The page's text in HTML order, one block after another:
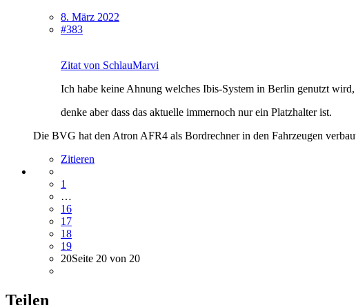
8. März 2022
#383
Zitat von SchlauMarvi
Ich habe keine Ahnung welches Ibis-System in Berlin genutzt wird,
denke aber dass das aktuelle immernoch nur ein Platzhalter ist.
Die BVG hat den Atron AFR4 als Bordrechner in den Fahrzeugen
Zitieren
1
…
16
17
18
19
20Seite 20 von 20
Teilen